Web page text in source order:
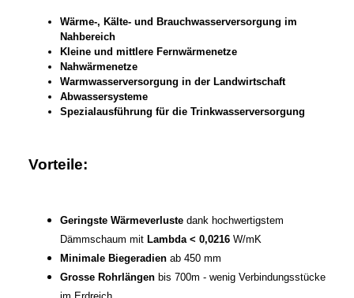
Wärme-, Kälte- und Brauchwasserversorgung im
Nahbereich
Kleine und mittlere Fernwärmenetze
Nahwärmenetze
Warmwasserversorgung in der Landwirtschaft
Abwassersysteme
Spezialausführung für die Trinkwasserversorgung
Vorteile:
Geringste Wärmeverluste dank hochwertigstem
Dämmschaum mit Lambda < 0,0216 W/mK
Minimale Biegeradien ab 450 mm
Grosse Rohrlängen bis 700m - wenig Verbindungsstücke